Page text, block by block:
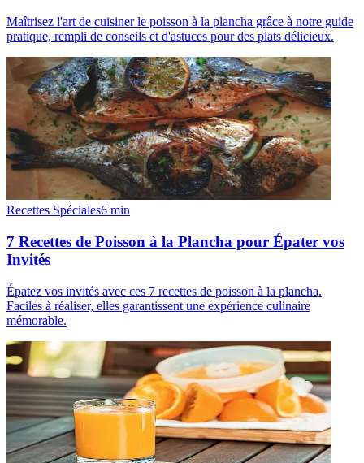
Maîtrisez l'art de cuisiner le poisson à la plancha grâce à notre guide
pratique, rempli de conseils et d'astuces pour des plats délicieux.
Recettes Spéciales6 min
7 Recettes de Poisson à la Plancha pour Épater vos
Invités
Épatez vos invités avec ces 7 recettes de poisson à la plancha.
Faciles à réaliser, elles garantissent une expérience culinaire
mémorable.